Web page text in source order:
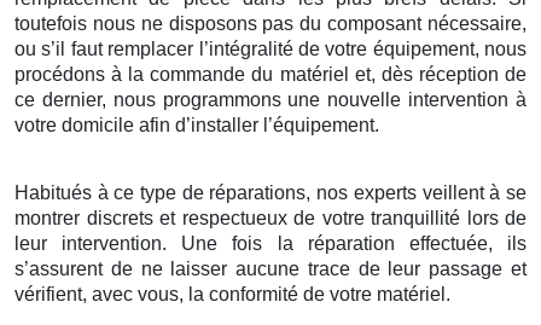
toutefois nous ne disposons pas du composant nécessaire,
ou s’il faut remplacer l’intégralité de votre équipement, nous
procédons à la commande du matériel et, dès réception de
ce dernier, nous programmons une nouvelle intervention à
votre domicile afin d’installer l’équipement.
Habitués à ce type de réparations, nos experts veillent à se
montrer discrets et respectueux de votre tranquillité lors de
leur intervention. Une fois la réparation effectuée, ils
s’assurent de ne laisser aucune trace de leur passage et
vérifient, avec vous, la conformité de votre matériel.